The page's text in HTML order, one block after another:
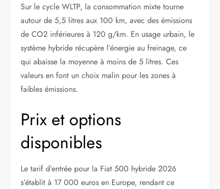
Sur le cycle WLTP, la consommation mixte tourne
autour de 5,5 litres aux 100 km, avec des émissions
de CO2 inférieures à 120 g/km. En usage urbain, le
système hybride récupère l’énergie au freinage, ce
qui abaisse la moyenne à moins de 5 litres. Ces
valeurs en font un choix malin pour les zones à
faibles émissions.
Prix et options
disponibles
Le tarif d’entrée pour la Fiat 500 hybride 2026
s’établit à 17 000 euros en Europe, rendant ce